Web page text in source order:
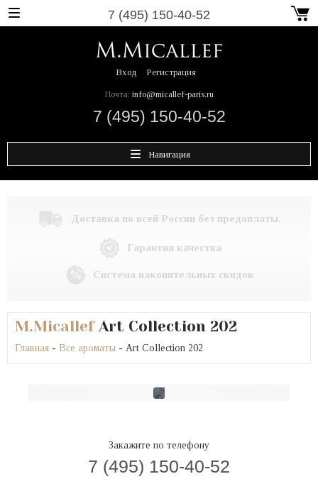
7 (495) 150-40-52
Вход Регистрация
Почта: info@micallef-paris.ru
7 (495) 150-40-52
Навигация
Доставка по всей России без предоплаты.
Гарантия качества
Система накопительных скидок
M.MicallefArt Collection 202
Главная - Все ароматы - Art Collection 202
Закажите по телефону
7 (495) 150-40-52